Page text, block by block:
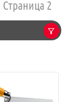
Страница 2